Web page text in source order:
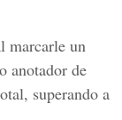
marcarle un
anotador de
superando a